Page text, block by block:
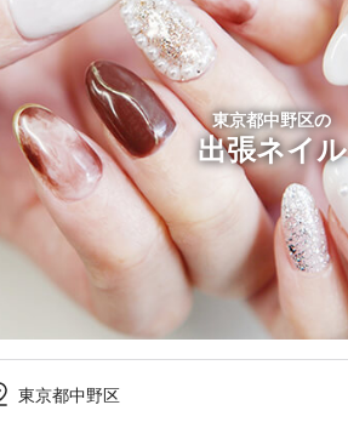
東京都中野区の
出張ネイル
東京都中野区